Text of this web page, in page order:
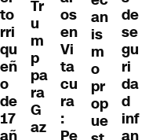
to
rri
qu
eñ
o
de
17
Tr
u
m
p
pa
ra
G
az
os
en
Vi
ta
cu
ra
:
an
is
m
o
pr
op
ue
de
se
gu
ri
da
d
inf
an